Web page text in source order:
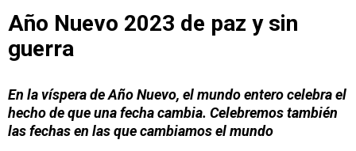
Año Nuevo 2023 de paz y sin
guerra
En la víspera de Año Nuevo, el mundo entero celebra el
hecho de que una fecha cambia. Celebremos también
las fechas en las que cambiamos el mundo